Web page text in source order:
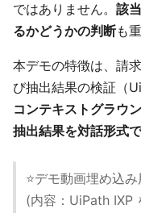
ではありません。 該
るかどうかの判断も
本デモの特徴は、請
び抽出結果の検証（
コンテキストグラウ
抽出結果を対話形式
⭐️デモ動画埋め込み
(内容：UiPath IXP